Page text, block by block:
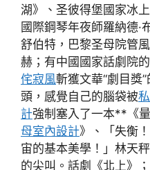
湖》、圣彼得堡國家冰
國際鋼琴年夜師羅納德·
舒伯特，巴黎圣母院管
赫；有中國國家話劇院
侘寂風斬獲文華“劇目獎
頭，感覺自己的腦袋被
計強制塞入了一本**《
母室內設計》、「失衡
宙的基本美學！」林天
的尖叫。話劇《北上》